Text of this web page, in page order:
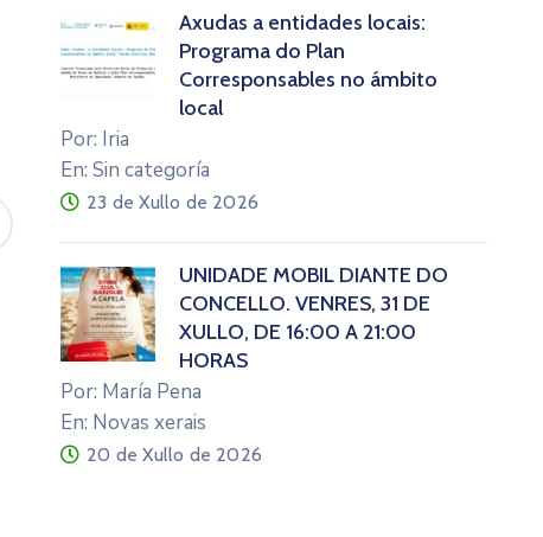
Axudas a entidades locais:
Programa do Plan
Corresponsables no ámbito
local
Por: Iria
En: Sin categoría
23 de Xullo de 2026
UNIDADE MÓBIL DIANTE DO
CONCELLO. VENRES, 31 DE
XULLO, DE 16:00 A 21:00
HORAS
Por: María Pena
En: Novas xerais
20 de Xullo de 2026